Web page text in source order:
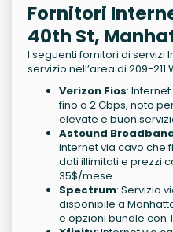
Fornitori
40th St,
I seguenti fornitori di servizi
servizio nell’area di 209-211
Verizon Fios:
fino a 2 Gbps, noto
elevate e buon
Astound
internet via cavo che
dati illimitati e prezzi
35$/mese.
Spectrum: Servizio
disponibile a
e opzioni bundle con